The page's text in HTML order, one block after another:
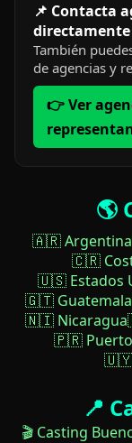
📌 Contacta
directamente
También
de agencias y
👉 Ver
🌎
🇦🇷 Argentina
🇨🇷
🇺🇸 Estados
🇬🇹 Guatemala
🇳🇮 Nicaragua
🇵🇷 Puerto
🇺🇾
📍
🎬 Casting